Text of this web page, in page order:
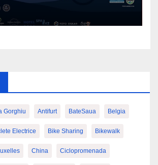
Gorghiu Antifurt BateSaua Belgia
Electrice Bike Sharing Bikewalk
China Ciclopromenada